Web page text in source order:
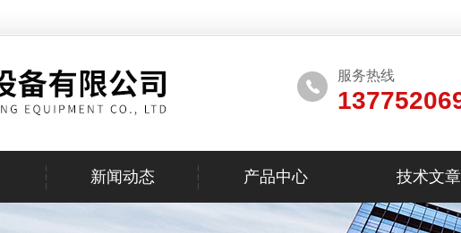
服务热线
新闻动态 产品中心 技术文章